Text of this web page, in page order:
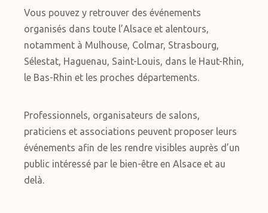
Vous pouvez y retrouver des événements
organisés dans toute l’Alsace et alentours,
notamment à Mulhouse, Colmar, Strasbourg,
Sélestat, Haguenau, Saint-Louis, dans le Haut-Rhin,
le Bas-Rhin et les proches départements.
Professionnels, organisateurs de salons,
praticiens et associations peuvent proposer leurs
événements afin de les rendre visibles auprès d’un
public intéressé par le bien-être en Alsace et au
delà.